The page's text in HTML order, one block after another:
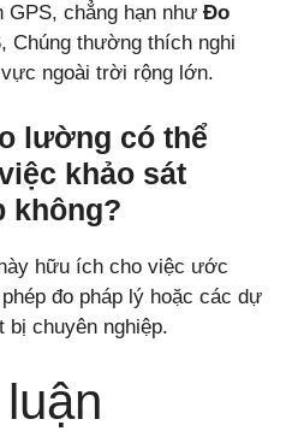
GPS, chẳng hạn như Đo
, Chúng thường thích nghi
ngoài trời rộng lớn.
lường có thể
khảo sát
không?
hữu ích cho việc ước
đo pháp lý hoặc các dự
bị chuyên nghiệp.